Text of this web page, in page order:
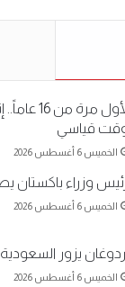
نبيع
لأول
قياسي
الخميس 6 أغسطس 2026
وزراء باكستان
الخميس 6 أغسطس 2026
يزور
الخميس 6 أغسطس 2026